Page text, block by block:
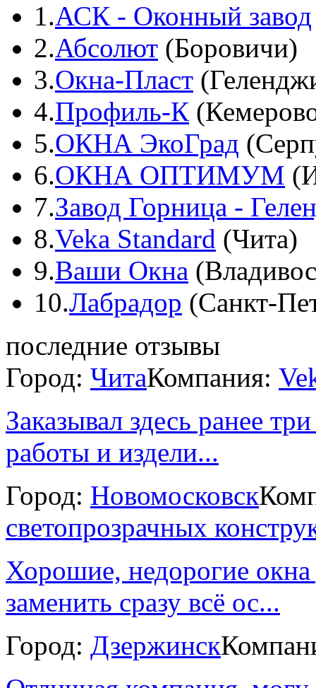
1.АСК - Оконный завод
2.Абсолют (Боровичи)
3.Окна-Пласт
4.Профиль-К
5.ОКНА ЭкоГрад
6.ОКНА ОПТИМУМ
7.Завод Горница -
8.Veka Standard (Чита)
9.Ваши Окна
10.Лабрадор (Санкт-
последние отзывы
Город: ЧитаКомпания:
Заказывал здесь ранее
работы и издели...
Город: Новомосковск
светопрозрачных
Хорошие, недорогие
заменить сразу всё ос...
Город: Дзержинск